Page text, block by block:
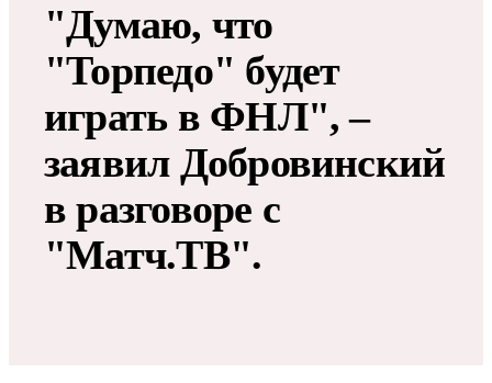
"Думаю, что
"Торпедо" будет
играть в ФНЛ", –
заявил Добровинский
в разговоре с
"Матч.ТВ".